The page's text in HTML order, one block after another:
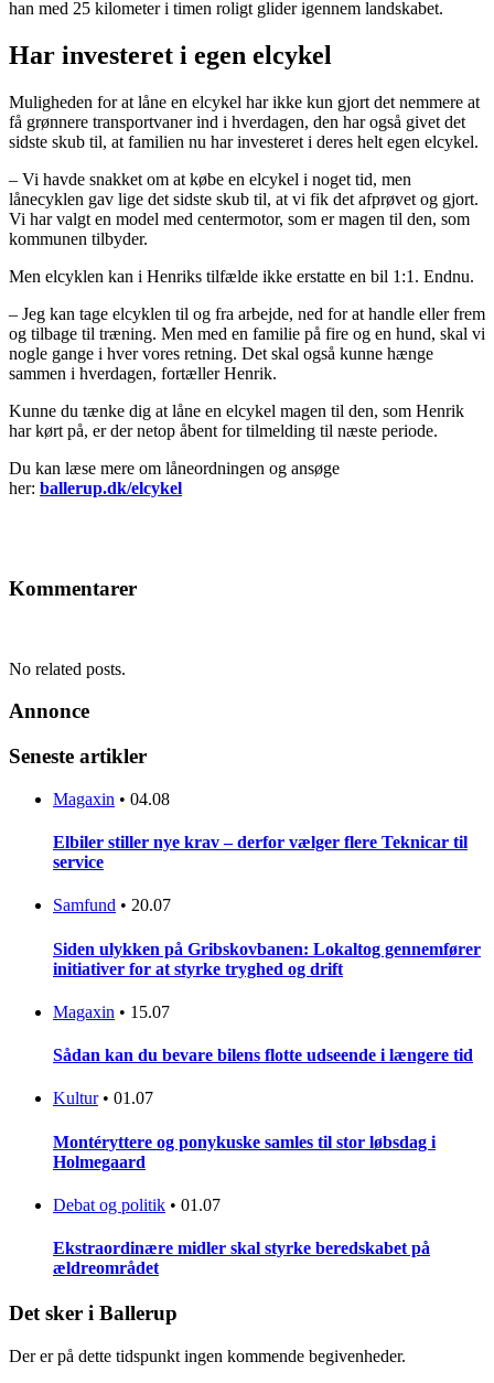
han med 25 kilometer i timen roligt glider igennem landskabet.
Har investeret i egen elcykel
Muligheden for at låne en elcykel har ikke kun gjort det nemmere at
få grønnere transportvaner ind i hverdagen, den har også givet det
sidste skub til, at familien nu har investeret i deres helt egen elcykel.
– Vi havde snakket om at købe en elcykel i noget tid, men
lånecyklen gav lige det sidste skub til, at vi fik det afprøvet og gjort.
Vi har valgt en model med centermotor, som er magen til den, som
kommunen tilbyder.
Men elcyklen kan i Henriks tilfælde ikke erstatte en bil 1:1. Endnu.
– Jeg kan tage elcyklen til og fra arbejde, ned for at handle eller frem
og tilbage til træning. Men med en familie på fire og en hund, skal vi
nogle gange i hver vores retning. Det skal også kunne hænge
sammen i hverdagen, fortæller Henrik.
Kunne du tænke dig at låne en elcykel magen til den, som Henrik
har kørt på, er der netop åbent for tilmelding til næste periode.
Du kan læse mere om låneordningen og ansøge
her: ballerup.dk/elcykel
Kommentarer
No related posts.
Annonce
Seneste artikler
Magaxin • 04.08
Elbiler stiller nye krav – derfor vælger flere Teknicar til
service
Samfund • 20.07
Siden ulykken på Gribskovbanen: Lokaltog gennemfører
initiativer for at styrke tryghed og drift
Magaxin • 15.07
Sådan kan du bevare bilens flotte udseende i længere tid
Kultur • 01.07
Montéryttere og ponykuske samles til stor løbsdag i
Holmegaard
Debat og politik • 01.07
Ekstraordinære midler skal styrke beredskabet på
ældreområdet
Det sker i Ballerup
Der er på dette tidspunkt ingen kommende begivenheder.